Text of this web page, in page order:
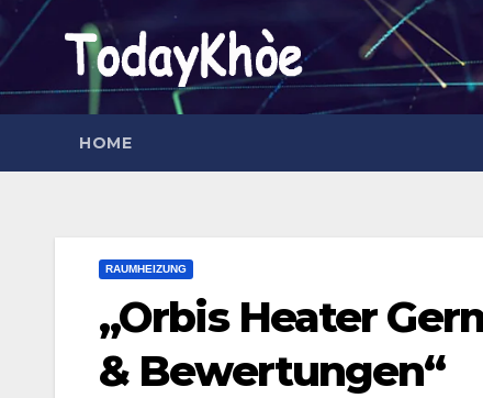
Zum
Inhalt
HOME
RAUMHEIZUNG
„Orbis Heater
& Bewertungen“